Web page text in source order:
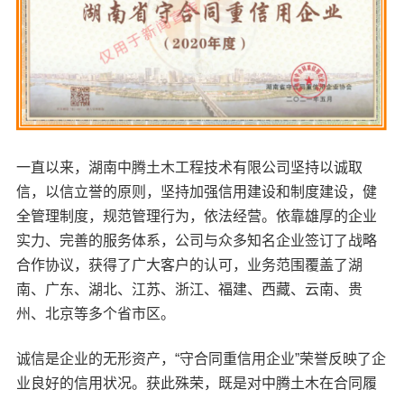
一直以来，湖南中腾土木工程技术有限公司坚持以诚取
信，以信立誉的原则，坚持加强信用建设和制度建设，健
全管理制度，规范管理行为，依法经营。依靠雄厚的企业
实力、完善的服务体系，公司与众多知名企业签订了战略
合作协议，获得了广大客户的认可，业务范围覆盖了湖
南、广东、湖北、江苏、浙江、福建、西藏、云南、贵
州、北京等多个省市区。
诚信是企业的无形资产，“守合同重信用企业”荣誉反映了企
业良好的信用状况。获此殊荣，既是对中腾土木在合同履